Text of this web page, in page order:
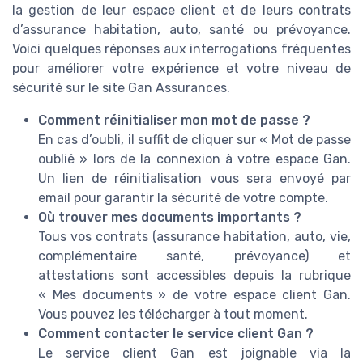
la gestion de leur espace client et de leurs contrats
d’assurance habitation, auto, santé ou prévoyance.
Voici quelques réponses aux interrogations fréquentes
pour améliorer votre expérience et votre niveau de
sécurité sur le site Gan Assurances.
Comment réinitialiser mon mot de passe ?
En cas d’oubli, il suffit de cliquer sur « Mot de passe
oublié » lors de la connexion à votre espace Gan.
Un lien de réinitialisation vous sera envoyé par
email pour garantir la sécurité de votre compte.
Où trouver mes documents importants ?
Tous vos contrats (assurance habitation, auto, vie,
complémentaire santé, prévoyance) et
attestations sont accessibles depuis la rubrique
« Mes documents » de votre espace client Gan.
Vous pouvez les télécharger à tout moment.
Comment contacter le service client Gan ?
Le service client Gan est joignable via la